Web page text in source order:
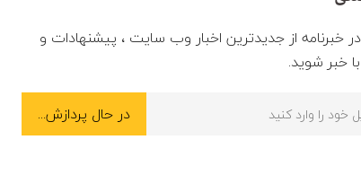
خبرنامه از جدیدترین اخبار وب سایت ، پیشنهادات و
خبر شوید.